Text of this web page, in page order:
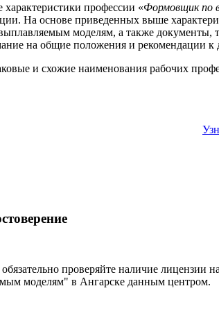
профессии «Формовщик по
На основе приведенных выше
моделям, а также документы,
на общие положения и рекомендации
и схожие наименования рабочих
проверяйте наличие
моделям" в Ангарске данным центром.